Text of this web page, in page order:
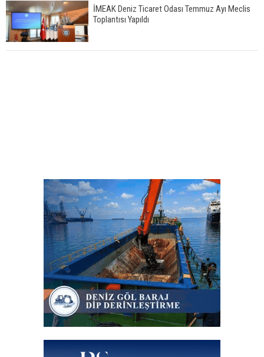
İMEAK Deniz Ticaret Odası Temmuz Ayı Meclis
Toplantısı Yapıldı